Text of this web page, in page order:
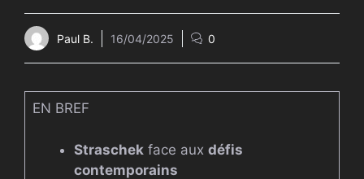
Paul B. 16/04/2025 0
EN BREF
Straschek face aux défis
contemporains